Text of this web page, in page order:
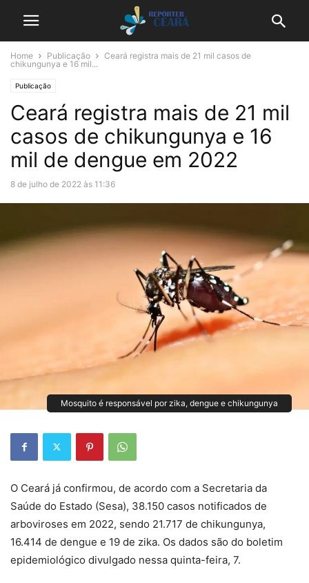
Home Publicação
Ceará registra mais de 21 mil casos de
chikungunya e 16 mil...
Publicação
Ceará registra mais de 21 mil
casos de chikungunya e 16
mil de dengue em 2022
8 de julho de 2022 às 11:36
Mosquito é responsável por zika, dengue e chikungunya
O Ceará já confirmou, de acordo com a Secretaria da
Saúde do Estado (Sesa), 38.150 casos notificados de
arboviroses em 2022, sendo 21.717 de chikungunya,
16.414 de dengue e 19 de zika. Os dados são do boletim
epidemiológico divulgado nessa quinta-feira, 7.